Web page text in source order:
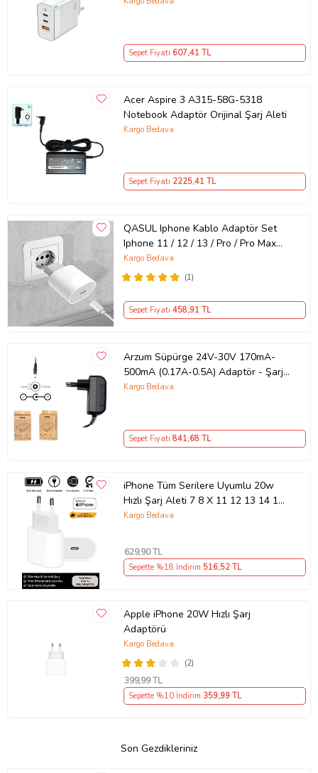
Adaptörü – Type-C ve USB Çıkışlı,
Evrensel 65W Duvar Tipi Şarj
Sepet Fiyatı 607,41 TL
Acer Aspire 3 A315-58G-5318
Notebook Adaptör Orijinal Şarj Aleti
Kargo Bedava
Sepet Fiyatı 2225,41 TL
QASUL Iphone Kablo Adaptör Set
Iphone 11 / 12 / 13 / Pro / Pro Max
Uyumlu Şarj Aleti Seti
(1)
Kargo Bedava
Sepet Fiyatı 458,91 TL
Arzum Süpürge 24V-30V 170mA-
500mA (0.17A-0.5A) Adaptör - Şarj
Aleti RETRO
Kargo Bedava
Sepet Fiyatı 841,68 TL
iPhone Tüm Serilere Uyumlu 20w
Hızlı Şarj Aleti 7 8 X 11 12 13 14 15
16 İçin Type-C Girişli Adaptör
Kargo Bedava
629,90 TL
Sepette %18 İndirim 516,52 TL
Apple iPhone 20W Hızlı Şarj
Adaptörü
(2)
Kargo Bedava
399,99 TL
Sepette %10 İndirim 359,99 TL
Son Gezdikleriniz